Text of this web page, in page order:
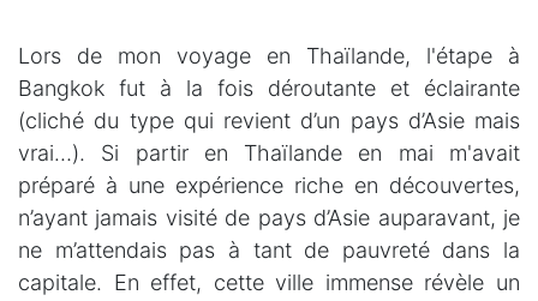
Lors de mon voyage en Thaïlande, l'étape à
Bangkok fut à la fois déroutante et éclairante
(cliché du type qui revient d’un pays d’Asie mais
vrai…). Si partir en Thaïlande en mai m'avait
préparé à une expérience riche en découvertes,
n’ayant jamais visité de pays d’Asie auparavant, je
ne m’attendais pas à tant de pauvreté dans la
capitale. En effet, cette ville immense révèle un